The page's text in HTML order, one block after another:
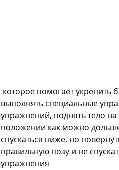
выполнять специальные
упражнений, поднять тело
положении как можно
спускаться ниже, но
правильную позу и не
упражнения